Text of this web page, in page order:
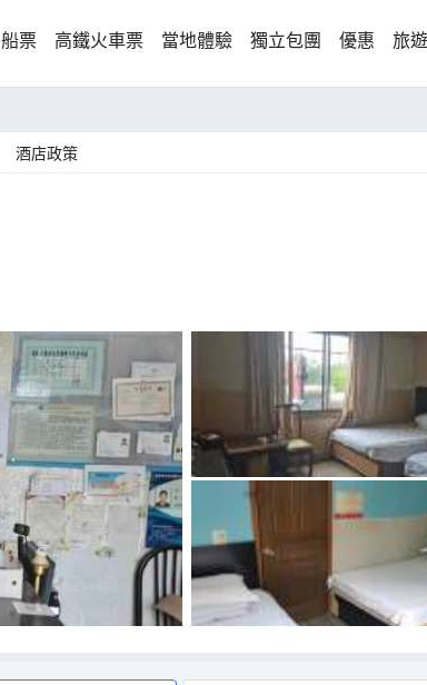
船票 高鐵火車票 當地體驗 獨立包團 優惠 旅
酒店政策